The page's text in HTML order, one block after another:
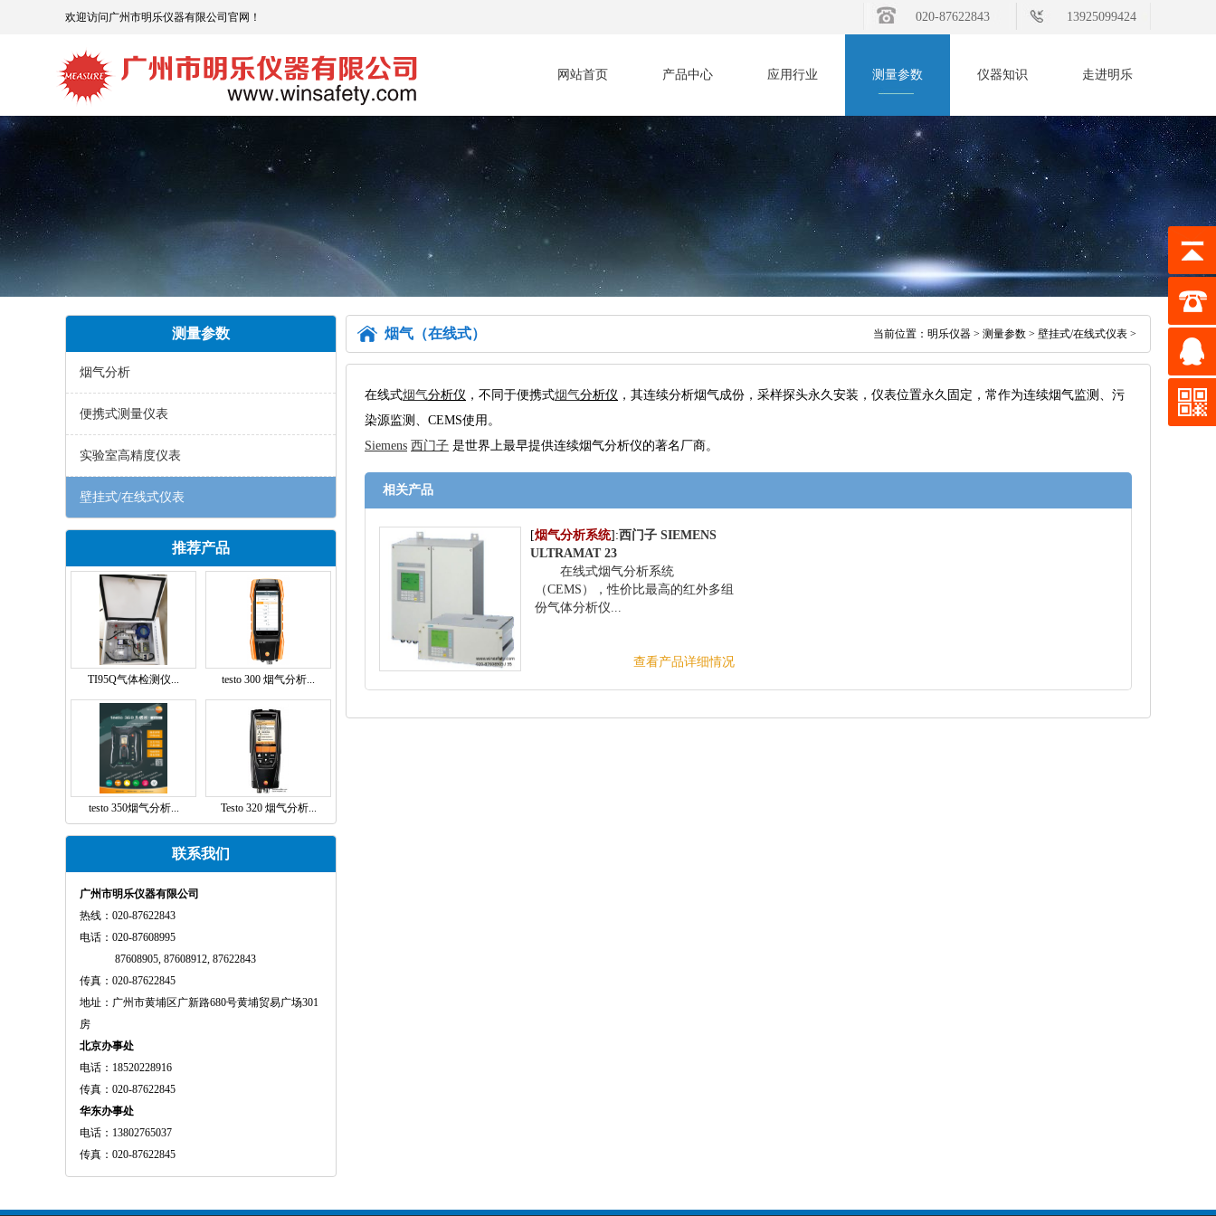
欢迎访问广州市明乐仪器有限公司官网！ 020-87622843 13925099424
网站首页 产品中心 应用行业 测量参数 仪器知识 走进明乐
测量参数
烟气分析
便携式测量仪表
实验室高精度仪表
壁挂式/在线式仪表
推荐产品
TI95Q气体检测仪... testo 300 烟气分析...
testo 350烟气分析... Testo 320 烟气分析...
联系我们
广州市明乐仪器有限公司
热线：020-87622843
电话：020-87608995
87608905, 87608912, 87622843
传真：020-87622845
地址：广州市黄埔区广新路680号黄埔贸易广场301
房
北京办事处
电话：18520228916
传真：020-87622845
华东办事处
电话：13802765037
传真：020-87622845
烟气（在线式） 当前位置： 明乐仪器 > 测量参数 > 壁挂式/在线式仪表 >
在线式烟气分析仪 ，不同于便携式烟气分析仪 ，其连续分析烟气成份，采样探头永久安装，仪表位置永久固定，常作为连续烟气监测、污
染源监测、CEMS使用。
Siemens 西门子 是世界上最早提供连续烟气分析仪的著名厂商。
相关产品
[烟气分析系统]:西门子 SIEMENS
ULTRAMAT 23
在线式烟气分析系统
（CEMS），性价比最高的红外多组
份气体分析仪...
查看产品详细情况